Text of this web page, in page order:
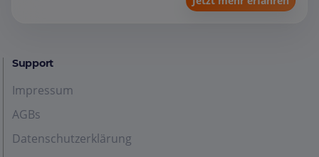
Support
Impressum
AGBs
Datenschutzerklärung